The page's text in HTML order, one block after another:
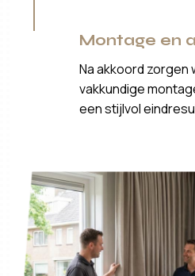
Montage en
Na akkoord zorgen
vakkundige
een stijlvol